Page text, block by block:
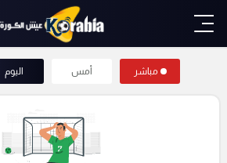
مباشر أمس اليوم